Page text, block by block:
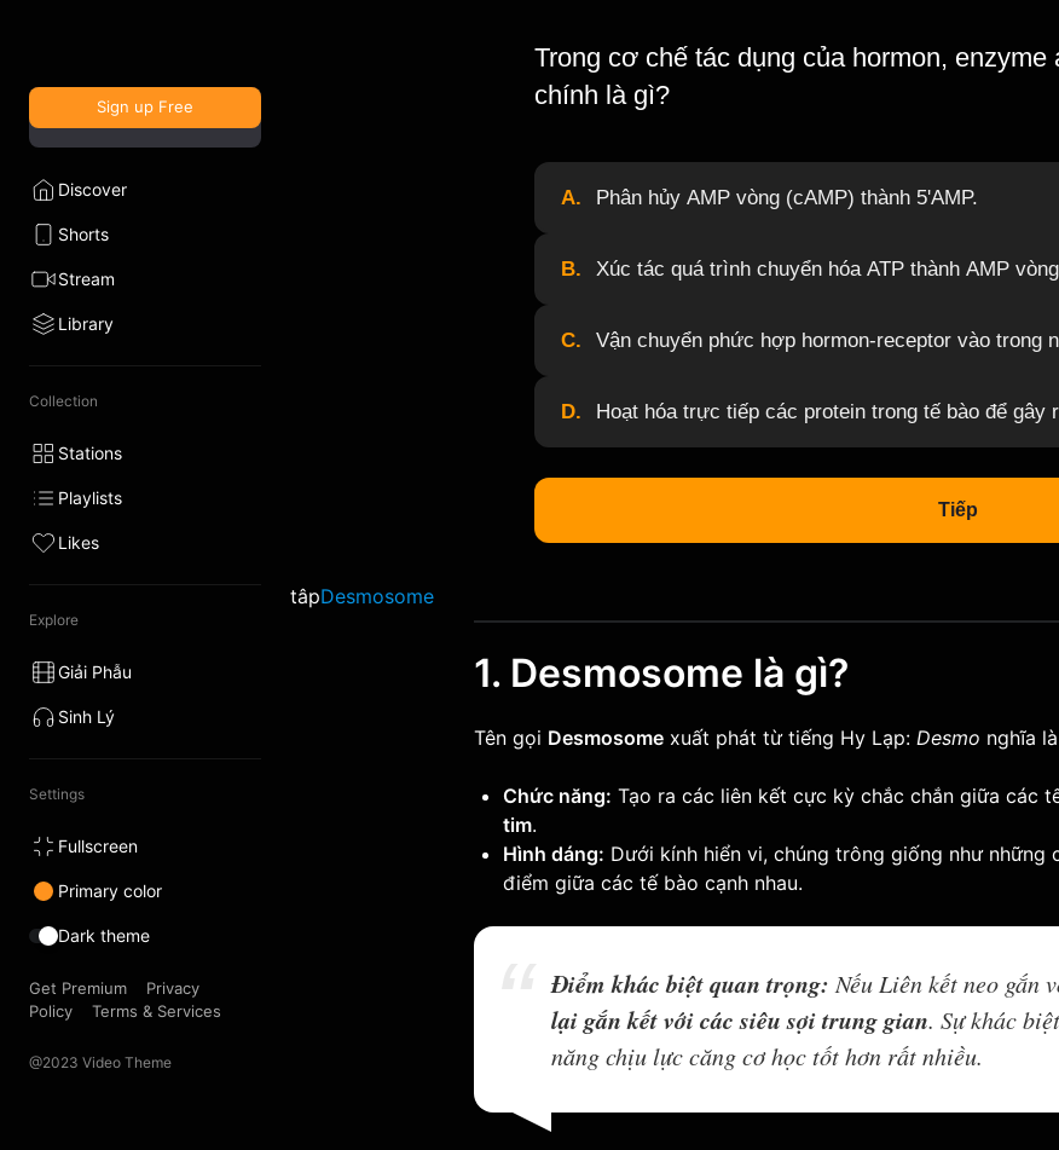
Sign up Free
Discover
Shorts
Stream
Library
Collection
Stations
Playlists
Likes
Explore
Giải Phẫu
Sinh Lý
Settings
Fullscreen
Primary color
Dark theme
Get Premium
Privacy
Policy
Terms & Services
@2023 Video Theme
Trong cơ chế tác dụng của hormon,
chính là gì?
A. Phân hủy AMP vòng (cAMP) thành 5'AMP.
B. Xúc tác quá trình chuyển hóa ATP thành AMP
C. Vận chuyển phức hợp hormon-receptor vào trong
D. Hoạt hóa trực tiếp các protein trong tế bào để gây
Tiếp
tâpDesmosome
1. Desmosome là gì?
Tên gọi Desmosome xuất phát từ tiếng Hy Lạp: Desmo nghĩa
Chức năng: Tạo ra các liên kết cực kỳ chắc chắn giữa các
tim.
Hình dáng: Dưới kính hiển vi, chúng trông giống như
điểm giữa các tế bào cạnh nhau.
Điểm khác biệt quan trọng: Nếu Liên kết neo gắn
lại gắn kết với các siêu sợi trung gian. Sự khác
năng chịu lực căng cơ học tốt hơn rất nhiều.